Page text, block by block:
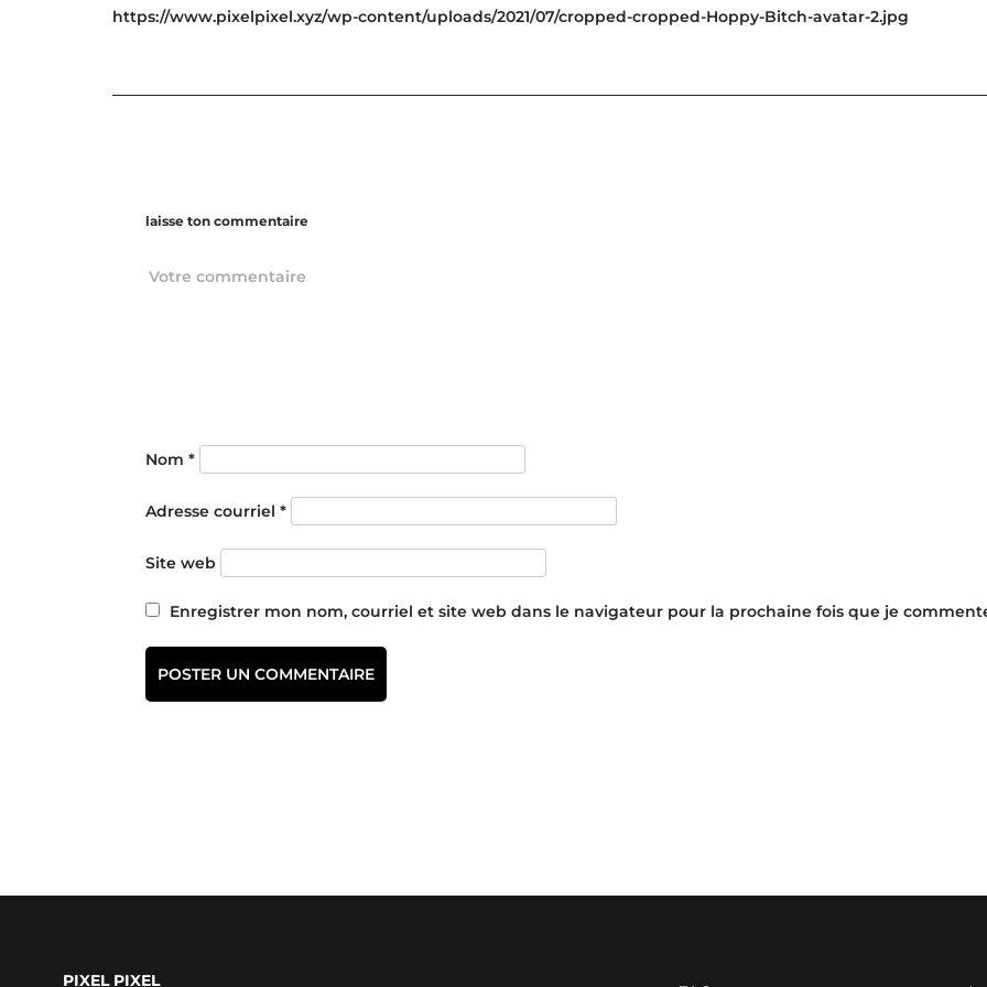
https://www.pixelpixel.xyz/wp-content/uploads/2021/07/cropped-cropped-Hoppy-Bitch-avatar-2.jpg
laisse ton commentaire
Nom *
Adresse courriel *
Site web
Enregistrer mon nom, courriel et site web dans le navigateur pour la prochaine fois que je
PIXEL PIXEL